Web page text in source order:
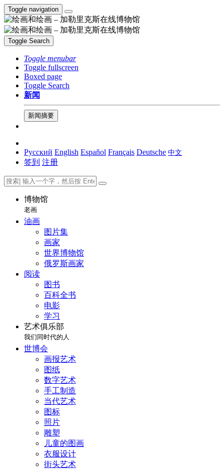
Toggle navigation
Toggle Search
Toggle menubar
Toggle fullscreen
Boxed page
Toggle Search
新闻
新闻摘要
Русский English Español Français Deutsche 中文
签到 注册
博物馆
老画
油画
图片集
画家
世界博物馆
俄罗斯画家
阅读
图书
百科全书
电影
学习
艺术俱乐部
我们同时代的人
世博会
画报艺术
图纸
数字艺术
手工制造
当代艺术
图标
照片
雕塑
儿童的图画
衣服设计
街头艺术